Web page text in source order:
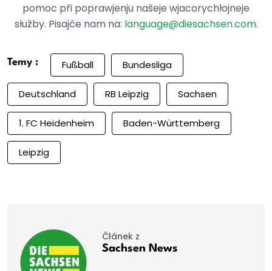
pomoc při poprawjenju našeje wjacorychłojneje
słužby. Pisajće nam na: language@diesachsen.com.
Temy : Fußball Bundesliga
Deutschland RB Leipzig Sachsen
1. FC Heidenheim Baden-Württemberg
Leipzig
Čłánek z
Sachsen News